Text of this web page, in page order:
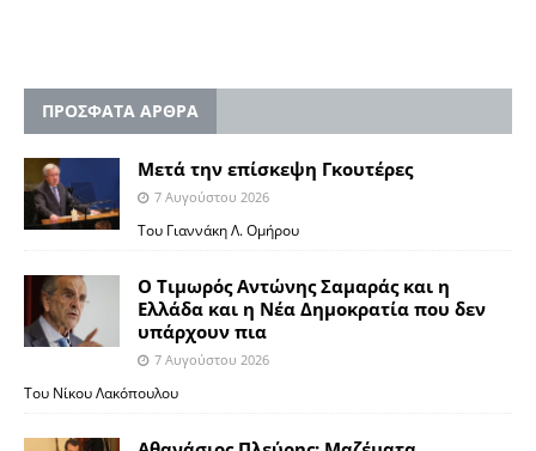
ΠΡΟΣΦΑΤΑ ΑΡΘΡΑ
Μετά την επίσκεψη Γκουτέρες
7 Αυγούστου 2026
Του Γιαννάκη Λ. Ομήρου
Ο Τιμωρός Αντώνης Σαμαράς και η
Ελλάδα και η Νέα Δημοκρατία που δεν
υπάρχουν πια
7 Αυγούστου 2026
Του Νίκου Λακόπουλου